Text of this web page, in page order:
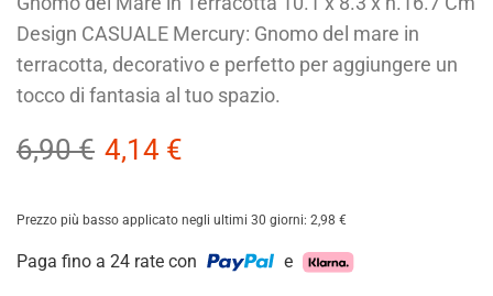
Design CASUALE Mercury: Gnomo del mare in
terracotta, decorativo e perfetto per aggiungere un
tocco di fantasia al tuo spazio.
6,90€ 4,14 €
Prezzo più basso applicato negli ultimi 30 giorni: 2,98 €
Paga fino a 24 rate con e